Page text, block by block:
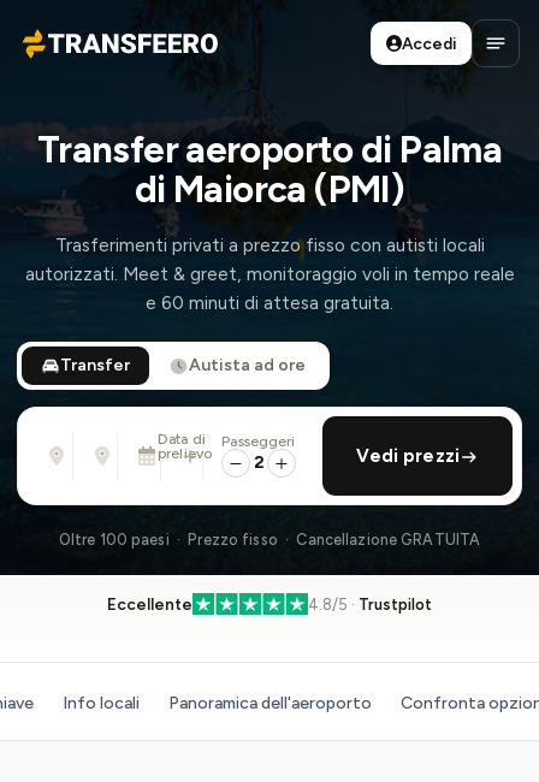
Transfeero
Accedi
Apri
Transfer aeroporto di Palma
di Maiorca (PMI)
Trasferimenti privati a prezzo fisso con autisti locali
autorizzati. Meet & greet, monitoraggio voli in tempo reale
e 60 minuti di attesa gratuita.
Transfer Autista ad ore
Indirizzo, aeroporto, albergo, ...
Indirizzo, aeroporto, albergo, ...
Data di
prelievo
Dom 9 Ago · 13:45
aggiungi ritorno
Passeggeri
2 Vedi prezzi
Oltre 100 paesi · Prezzo fisso · Cancellazione GRATUITA
Eccellente 4.8/5 · Trustpilot
Info locali Panoramica dell'aeroporto Confronta